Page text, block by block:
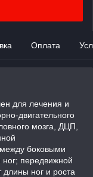
Оплата
для лечения и
двигательного
мозга, ДЦП,
боковыми
передвижной
длины ног и роста